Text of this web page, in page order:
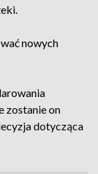
nowych
zostanie on
dotycząca